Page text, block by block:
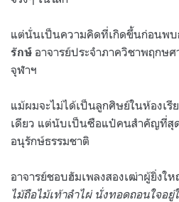
แต่นั่นเป็นความคิดที่เกิดขึ้นก่อนพ
รักษ์ อาจารย์ประจำภาควิชาพฤกษ
จุฬาฯ
แม้ผมจะไม่ได้เป็นลูกศิษย์ในห้องเรี
เดียว แต่นับเป็นซือแป๋คนสำคัญที่สุ
อนุรักษ์ธรรมชาติ
อาจารย์ชอบฮัมเพลงสองเฒ่าผู้ยิ่งใ
ไม้ถือไม้เท้าลำไผ่ นั่งทอดถอนใจอ